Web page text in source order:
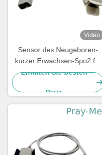
Video
Sensor des Neugeboren-
kurzer Erwachsen-Spo2 für
Nihon Kohden
Verbindungsstück DBs 9pin
Erhalten Sie besten
Preis